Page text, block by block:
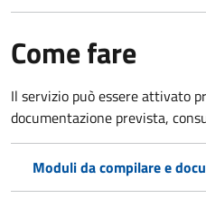
Come fare
Il servizio può essere attivato
documentazione prevista,
Moduli da compilare e